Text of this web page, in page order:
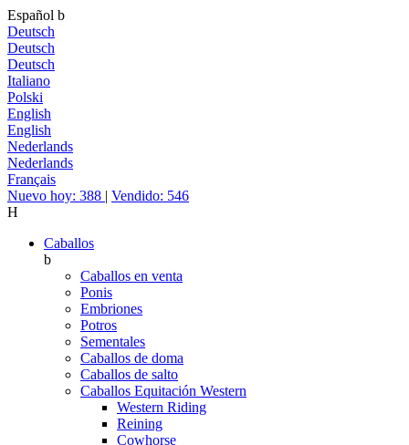
Español b
Deutsch
Deutsch
Deutsch
Italiano
Polski
English
English
Nederlands
Nederlands
Français
Nuevo hoy: 388 | Vendido: 546
H
Caballos
b
Caballos en venta
Ponis
Embriones
Potros
Sementales
Caballos de doma
Caballos de salto
Caballos Equitación Western
Western Riding
Reining
Cowhorse